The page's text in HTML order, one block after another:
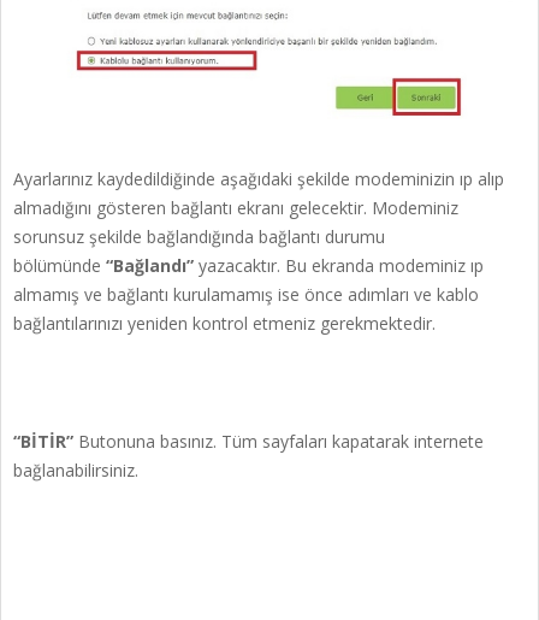
Ayarlarınız kaydedildiğinde aşağıdaki şekilde modeminizin ıp alıp
almadığını gösteren bağlantı ekranı gelecektir. Modeminiz
sorunsuz şekilde bağlandığında bağlantı durumu
bölümünde “Bağlandı” yazacaktır. Bu ekranda modeminiz ıp
almamış ve bağlantı kurulamamış ise önce adımları ve kablo
bağlantılarınızı yeniden kontrol etmeniz gerekmektedir.
“BİTİR” Butonuna basınız. Tüm sayfaları kapatarak internete
bağlanabilirsiniz.